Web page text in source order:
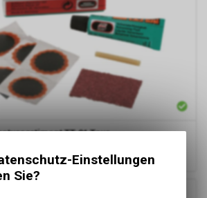
TT-01 Tour
Einstellungen
Sie?